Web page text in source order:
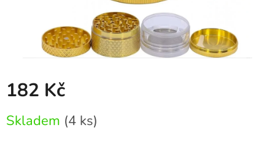
182 Kč
cena:
Skladem (4 ks)